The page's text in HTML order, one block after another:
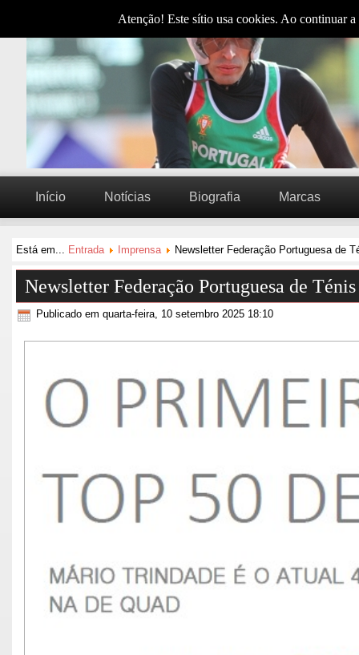
Início Notícias Biografia Marcas
Está em... Entrada Imprensa Newsletter Federação Portuguesa de
Newsletter Federação Portuguesa de
Publicado em quarta-feira, 10 setembro 2025 18:10
Atenção! Este sítio usa cookies. Ao continuar